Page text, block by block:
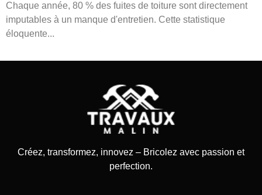
Chaque année, 80 % des fuites de toiture sont directement
imputables à un manque d'entretien. Cette statistique
éloquente...
Créez, transformez, innovez – Bricolez avec passion et
perfection.